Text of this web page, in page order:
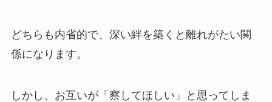
どちらも内省的で、深い絆を築くと離れがたい関
係になります。
しかし、お互いが「察してほしい」と思ってしま